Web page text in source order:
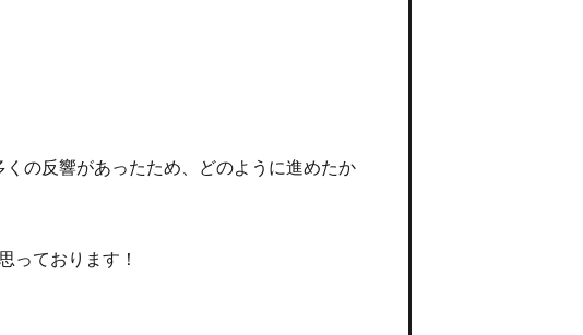
の反響があったため、どのように進めたか
っております！